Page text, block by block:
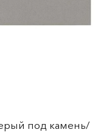
под камень/